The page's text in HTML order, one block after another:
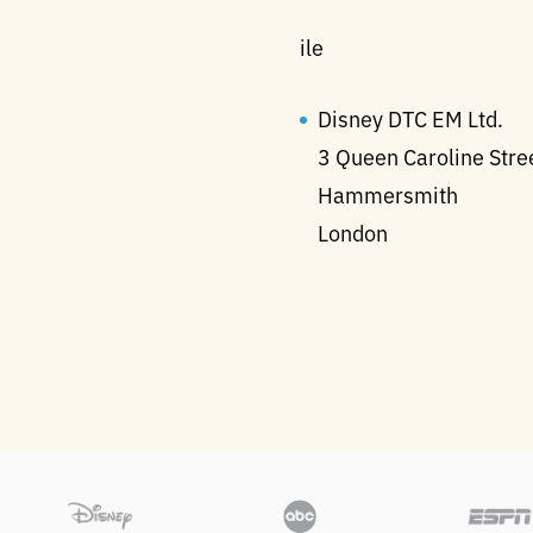
ile
Disney DTC EM Ltd.
3 Queen Caroline
Hammersmith
London